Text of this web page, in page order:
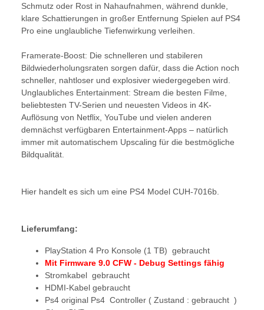
Schmutz oder Rost in Nahaufnahmen, während dunkle,
klare Schattierungen in großer Entfernung Spielen auf PS4
Pro eine unglaubliche Tiefenwirkung verleihen.
Framerate-Boost: Die schnelleren und stabileren
Bildwiederholungsraten sorgen dafür, dass die Action noch
schneller, nahtloser und explosiver wiedergegeben wird.
Unglaubliches Entertainment: Stream die besten Filme,
beliebtesten TV-Serien und neuesten Videos in 4K-
Auflösung von Netflix, YouTube und vielen anderen
demnächst verfügbaren Entertainment-Apps – natürlich
immer mit automatischem Upscaling für die bestmögliche
Bildqualität.
Hier handelt es sich um eine PS4 Model CUH-7016b.
Lieferumfang:
PlayStation 4 Pro Konsole (1 TB) gebraucht
Mit Firmware 9.0 CFW - Debug Settings fähig
Stromkabel gebraucht
HDMI-Kabel gebraucht
Ps4 original Ps4 Controller ( Zustand : gebraucht )